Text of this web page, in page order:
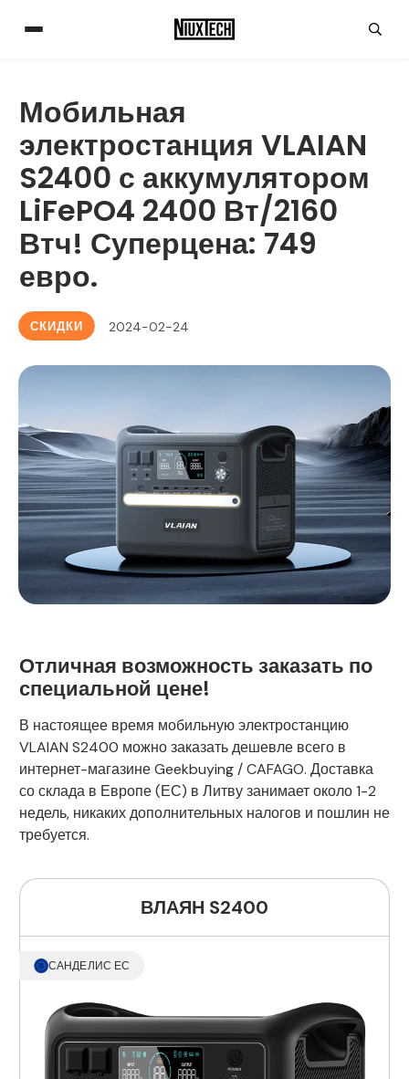
Мобильная
электростанция VLAIAN
S2400 с аккумулятором
LiFePO4 2400 Вт/2160
Втч! Суперцена: 749
евро.
СКИДКИ 2024-02-24
Отличная возможность заказать по
специальной цене!
В настоящее время мобильную электростанцию
VLAIAN S2400 можно заказать дешевле всего в
интернет-магазине Geekbuying / CAFAGO. Доставка
со склада в Европе (ЕС) в Литву занимает около 1-2
недель, никаких дополнительных налогов и пошлин не
требуется.
ВЛАЯН S2400
САНДЕЛИС ЕС